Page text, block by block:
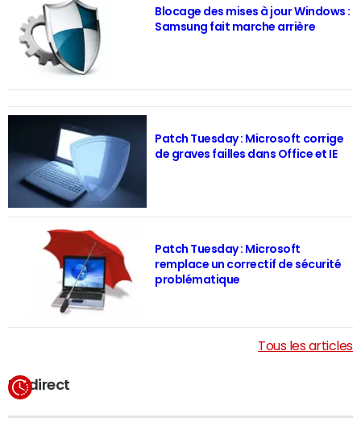
En direct
Blocage des mises à jour Windows :
Samsung fait marche arrière
Patch Tuesday : Microsoft corrige
de graves failles dans Office et IE
Patch Tuesday : Microsoft
remplace un correctif de sécurité
problématique
Tous les articles